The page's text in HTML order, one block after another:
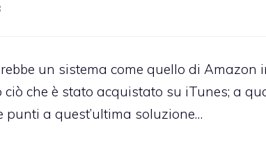
un sistema come quello di Amazon
ciò che è stato acquistato su iTunes; a
punti a quest’ultima soluzione…